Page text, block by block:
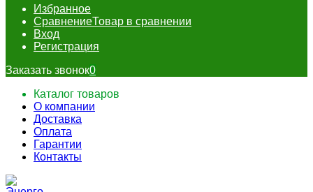
Избранное
СравнениеТовар в сравнении
Вход
Регистрация
Заказать звонок0
Каталог товаров
О компании
Доставка
Оплата
Гарантии
Контакты